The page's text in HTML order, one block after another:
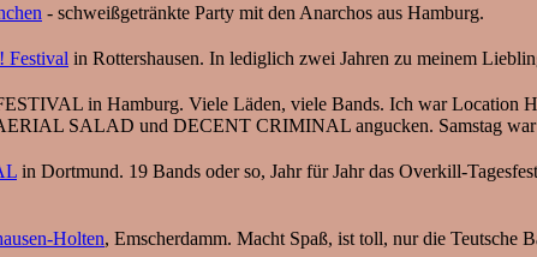
- schweißgetränkte Party mit den Anarchos aus Hamburg.
Festival in Rottershausen. In lediglich zwei Jahren zu meinem
in Hamburg. Viele Läden, viele Bands. Ich war
SALAD und DECENT CRIMINAL angucken. Samstag war
in Dortmund. 19 Bands oder so, Jahr für Jahr das Overkill-
Holten, Emscherdamm. Macht Spaß, ist toll, nur die Teutsche